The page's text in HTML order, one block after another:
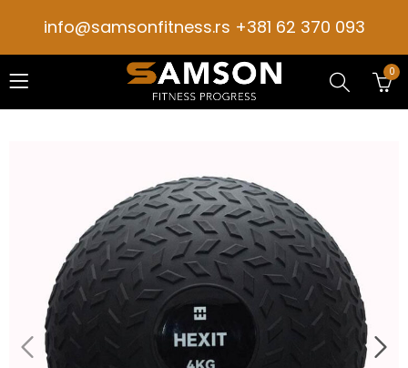
info@samsonfitness.rs +381 62 370 093
0